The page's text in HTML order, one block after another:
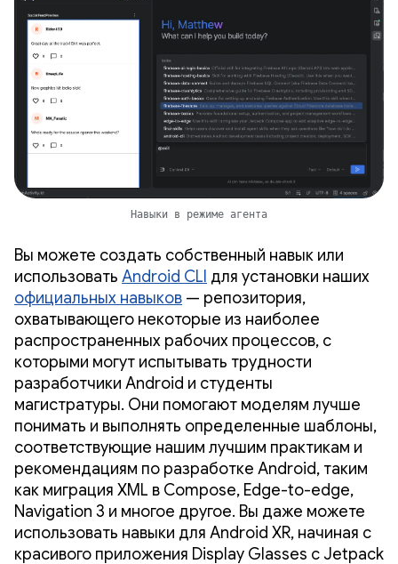
Навыки в режиме агента
Вы можете создать собственный навык или
использовать Android CLI для установки наших
официальных навыков — репозитория,
охватывающего некоторые из наиболее
распространенных рабочих процессов, с
которыми могут испытывать трудности
разработчики Android и студенты
магистратуры. Они помогают моделям лучше
понимать и выполнять определенные шаблоны,
соответствующие нашим лучшим практикам и
рекомендациям по разработке Android, таким
как миграция XML в Compose, Edge-to-edge,
Navigation 3 и многое другое. Вы даже можете
использовать навыки для Android XR, начиная с
красивого приложения Display Glasses с Jetpack